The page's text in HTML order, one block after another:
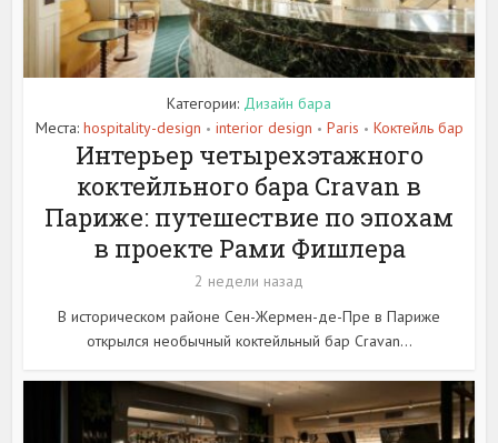
Категории: Дизайн бара
Места: hospitality-design • interior design • Paris • Коктейль бар
Интерьер четырехэтажного
коктейльного бара Cravan в
Париже: путешествие по эпохам
в проекте Рами Фишлера
2 недели назад
В историческом районе Сен-Жермен-де-Пре в Париже
открылся необычный коктейльный бар Cravan...